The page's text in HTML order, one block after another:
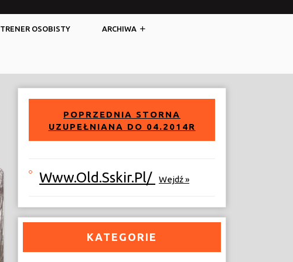
TRENER OSOBISTY ARCHIWA
POPRZEDNIA STORNA
UZUPEŁNIANA DO 04.2014R
Www.old.sskir.pl/ Wejdź »
KATEGORIE